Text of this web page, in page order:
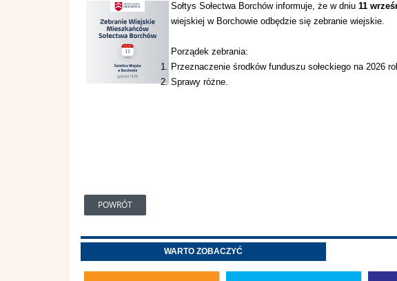
Sołtys Sołectwa Borchów informuje, że w dniu 11
wiejskiej w Borchowie odbędzie się zebranie wiejskie.
Porządek zebrania:
Przeznaczenie środków funduszu sołeckiego na 2026
Sprawy różne.
POWRÓT
WARTO ZOBACZYĆ